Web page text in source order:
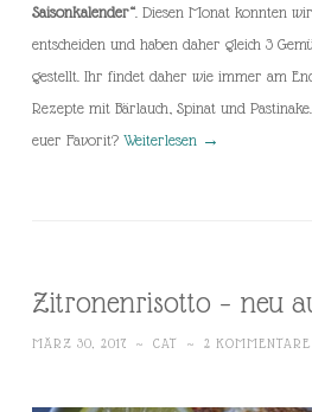
Saisonkalender“ . Diesen Monat konnten
entscheiden und haben daher gleich 3
gestellt. Ihr findet daher wie immer am
Rezepte mit Bärlauch, Spinat und
euer Favorit? Weiterlesen →
Zitronenrisotto – neu
MÄRZ 30, 2017 ~ CAT ~ 2 KOMMENTARE